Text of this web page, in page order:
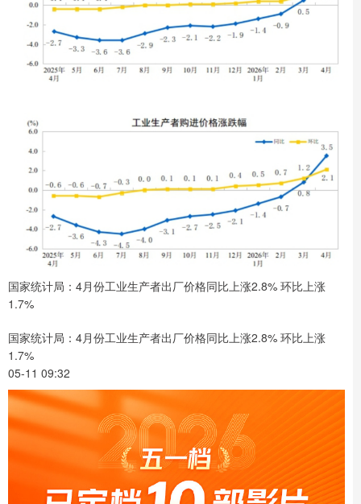
国家统计局：4月份工业生产者出厂价格同比上涨2.8% 环比上涨
1.7%
国家统计局：4月份工业生产者出厂价格同比上涨2.8% 环比上涨
1.7%
05-11 09:32